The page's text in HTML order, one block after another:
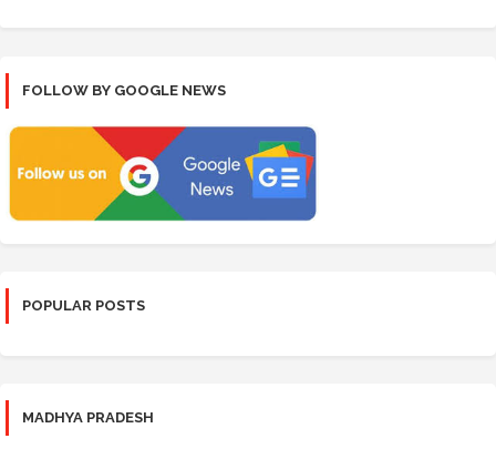
FOLLOW BY GOOGLE NEWS
POPULAR POSTS
MADHYA PRADESH